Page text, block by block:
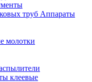
Аппараты
молотки
клеевые